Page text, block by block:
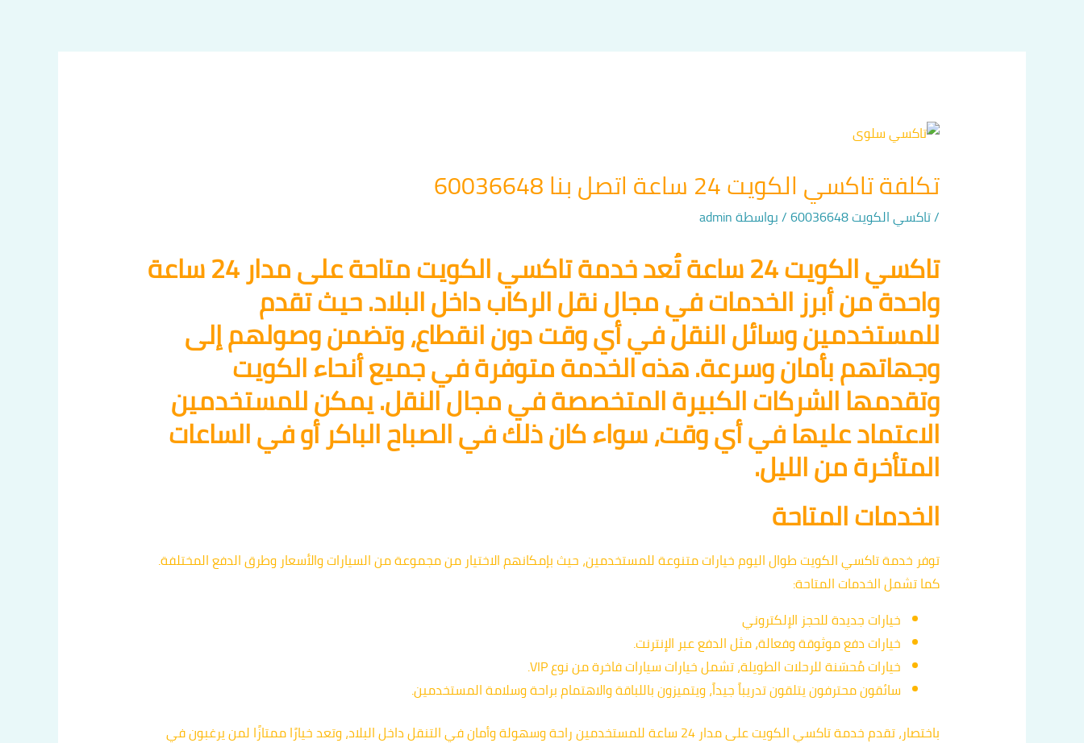
تكلفة تاكسي الكويت 24 ساعة اتصل بنا 60036648
/تاكسي الكويت 60036648 / بواسطةadmin
تاكسي الكويت 24 ساعة تُعد خدمة تاكسي الكويت متاحة على مدار 24 ساعة
واحدة من أبرز الخدمات في مجال نقل الركاب داخل البلاد. حيث تقدم
للمستخدمين وسائل النقل في أي وقت دون انقطاع، وتضمن وصولهم إلى
وجهاتهم بأمان وسرعة. هذه الخدمة متوفرة في جميع أنحاء الكويت
وتقدمها الشركات الكبيرة المتخصصة في مجال النقل. يمكن للمستخدمين
الاعتماد عليها في أي وقت، سواء كان ذلك في الصباح الباكر أو في الساعات
المتأخرة من الليل.
الخدمات المتاحة
توفر خدمة تاكسي الكويت طوال اليوم خيارات متنوعة للمستخدمين، حيث بإمكانهم الاختيار من مجموعة من السيارات والأسعار وطرق الدفع المختلفة.
كما تشمل الخدمات المتاحة:
خيارات جديدة للحجز الإلكتروني
خيارات دفع موثوقة وفعالة، مثل الدفع عبر الإنترنت.
خيارات مُحسّنة للرحلات الطويلة، تشمل خيارات سيارات فاخرة من نوع VIP.
سائقون محترفون يتلقون تدريباً جيداً، ويتميزون باللباقة والاهتمام براحة وسلامة المستخدمين.
باختصار، تقدم خدمة تاكسي الكويت على مدار 24 ساعة للمستخدمين راحة وسهولة وأمان في التنقل داخل البلاد، وتعد خيارًا ممتازًا لمن يرغبون في